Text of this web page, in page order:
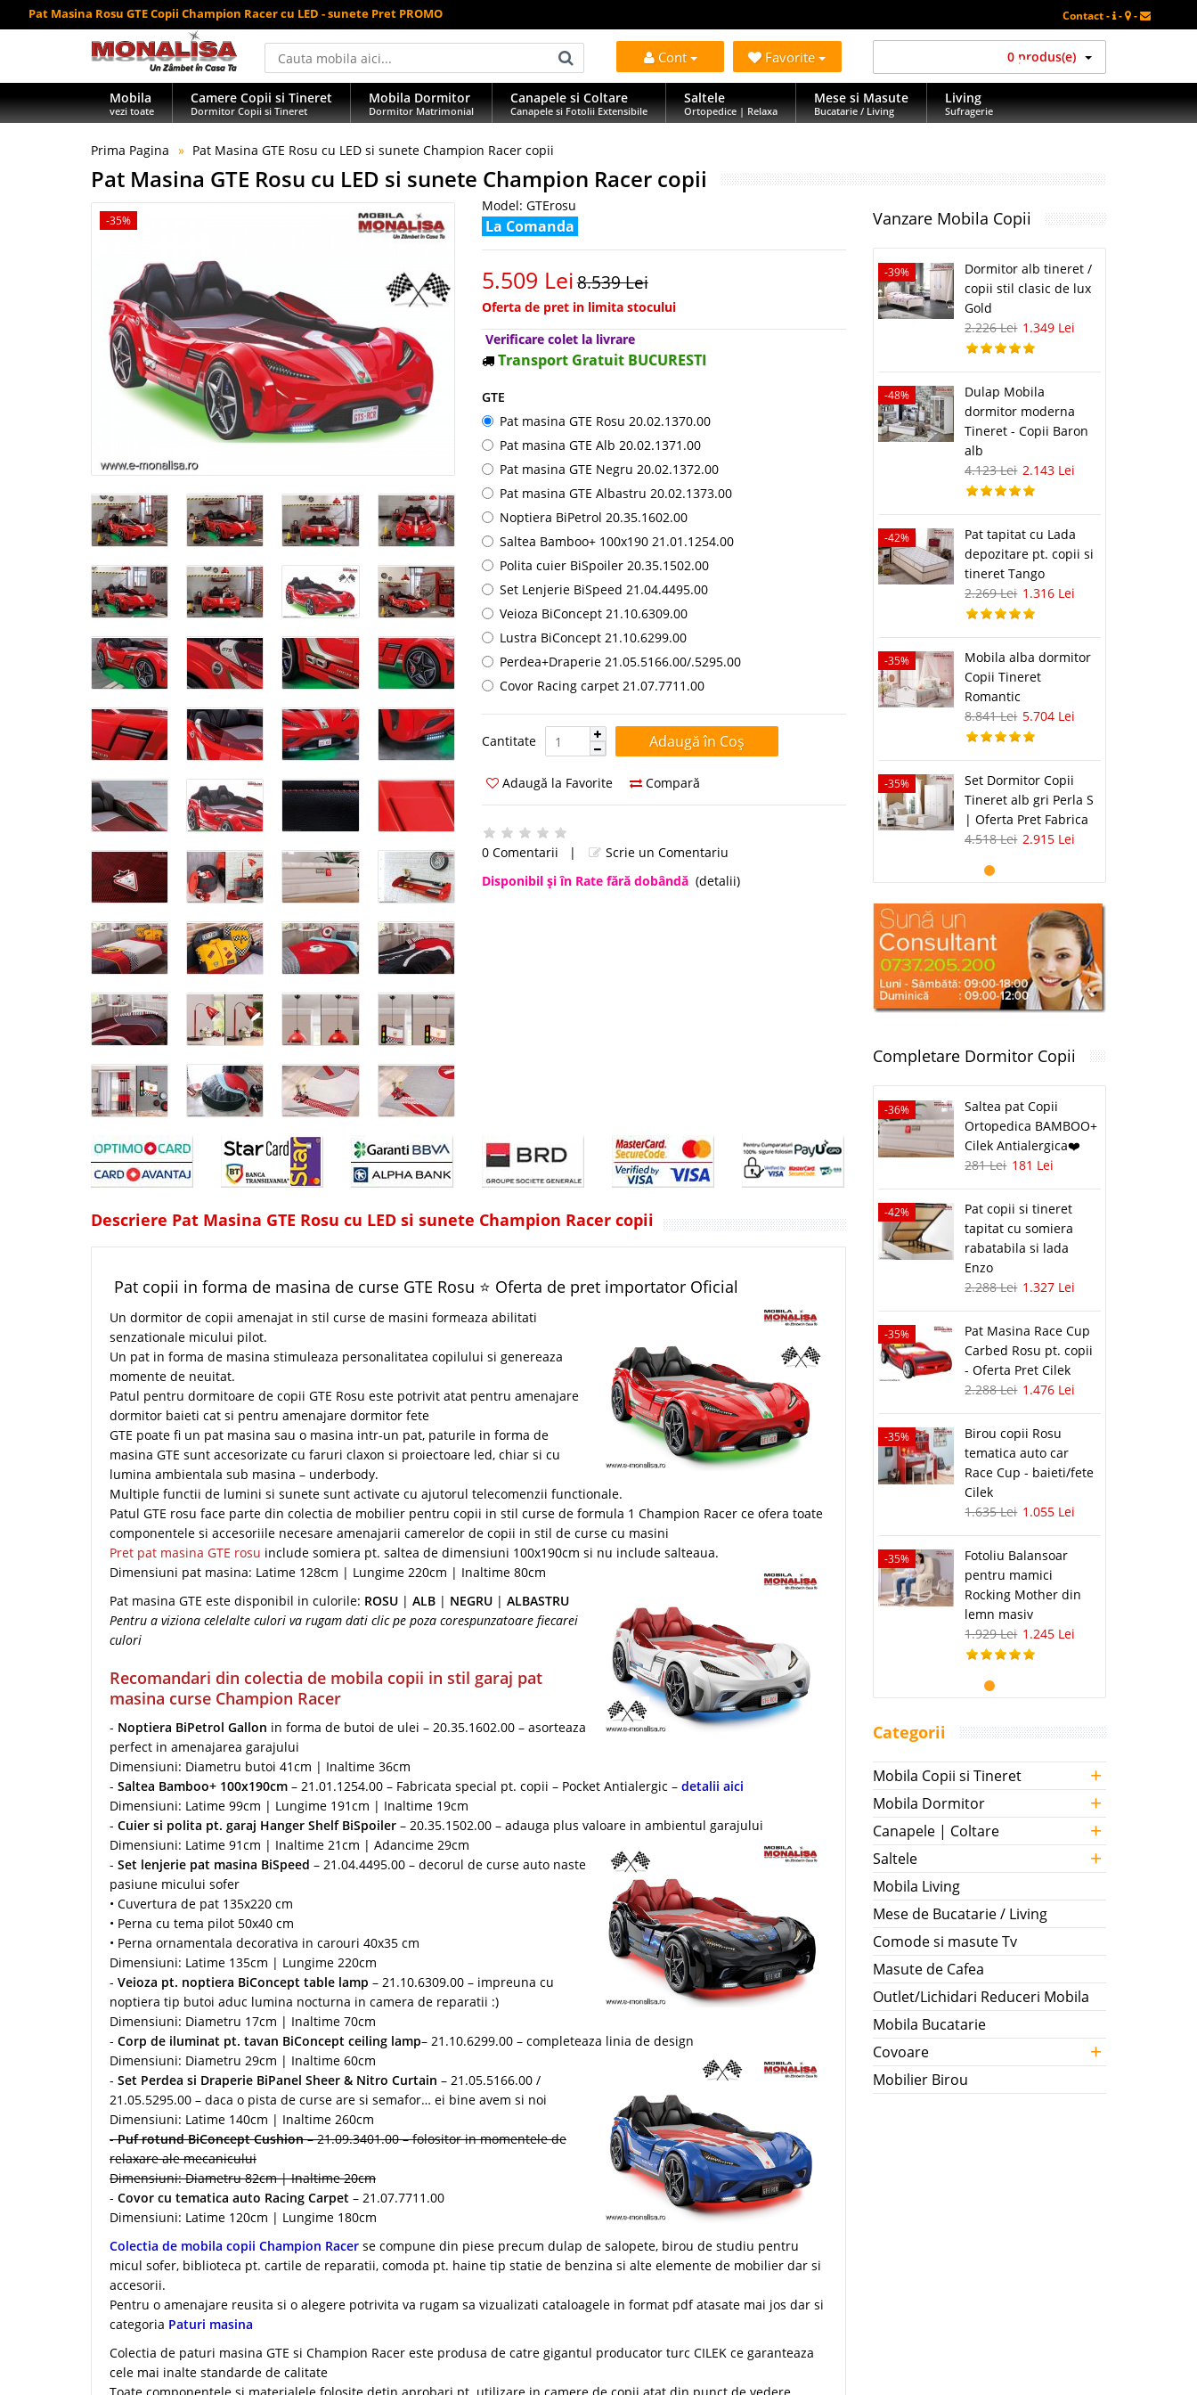
Pat Masina Rosu GTE Copii Champion Racer cu LED - sunete Pret PROMO Contact - - -
Cont Favorite 0 produs(e)
Mobila
vezi toate
Camere Copii si Tineret
Dormitor Copii si Tineret
Mobila Dormitor
Dormitor Matrimonial
Canapele si Coltare
Canapele si Fotolii Extensibile
Saltele
Ortopedice | Relaxa
Mese si Masute
Bucatarie / Living
Living
Sufragerie
Prima Pagina Pat Masina GTE Rosu cu LED si sunete Champion Racer copii
Pat Masina GTE Rosu cu LED si sunete Champion Racer copii
-35%
Model: GTErosu
La Comanda
5.509 Lei8.539 Lei
Oferta de pret in limita stocului
Verificare colet la livrare
Transport Gratuit BUCURESTI
GTE
Pat masina GTE Rosu 20.02.1370.00
Pat masina GTE Alb 20.02.1371.00
Pat masina GTE Negru 20.02.1372.00
Pat masina GTE Albastru 20.02.1373.00
Noptiera BiPetrol 20.35.1602.00
Saltea Bamboo+ 100x190 21.01.1254.00
Polita cuier BiSpoiler 20.35.1502.00
Set Lenjerie BiSpeed 21.04.4495.00
Veioza BiConcept 21.10.6309.00
Lustra BiConcept 21.10.6299.00
Perdea+Draperie 21.05.5166.00/.5295.00
Covor Racing carpet 21.07.7711.00
Cantitate Cantitate:
Adaugă la Favorite Compară
0 Comentarii |
Scrie un Comentariu
Disponibil şi în Rate fără dobândă (detalii)
Descriere Pat Masina GTE Rosu cu LED si sunete Champion Racer copii
Pat copii in forma de masina de curse GTE Rosu ⭐ Oferta de pret importator Oficial
Un dormitor de copii amenajat in stil curse de masini formeaza abilitati
senzationale micului pilot.
Un pat in forma de masina stimuleaza personalitatea copilului si genereaza
momente de neuitat.
Patul pentru dormitoare de copii GTE Rosu este potrivit atat pentru amenajare
dormitor baieti cat si pentru amenajare dormitor fete
GTE poate fi un pat masina sau o masina intr-un pat, paturile in forma de
masina GTE sunt accesorizate cu faruri claxon si proiectoare led, chiar si cu
lumina ambientala sub masina – underbody.
Multiple functii de lumini si sunete sunt activate cu ajutorul telecomenzii functionale.
Patul GTE rosu face parte din colectia de mobilier pentru copii in stil curse de formula 1 Champion Racer ce ofera toate
componentele si accesoriile necesare amenajarii camerelor de copii in stil de curse cu masini
Pret pat masina GTE rosu include somiera pt. saltea de dimensiuni 100x190cm si nu include salteaua.
Dimensiuni pat masina: Latime 128cm | Lungime 220cm | Inaltime 80cm
Pat masina GTE este disponibil in culorile: ROSU | ALB | NEGRU | ALBASTRU
Pentru a viziona celelalte culori va rugam dati clic pe poza corespunzatoare fiecarei
culori
Recomandari din colectia de mobila copii in stil garaj pat
masina curse Champion Racer
- Noptiera BiPetrol Gallon in forma de butoi de ulei – 20.35.1602.00 – asorteaza
perfect in amenajarea garajului
Dimensiuni: Diametru butoi 41cm | Inaltime 36cm
- Saltea Bamboo+ 100x190cm – 21.01.1254.00 – Fabricata special pt. copii – Pocket Antialergic – detalii aici
Dimensiuni: Latime 99cm | Lungime 191cm | Inaltime 19cm
- Cuier si polita pt. garaj Hanger Shelf BiSpoiler – 20.35.1502.00 – adauga plus valoare in ambientul garajului
Dimensiuni: Latime 91cm | Inaltime 21cm | Adancime 29cm
- Set lenjerie pat masina BiSpeed – 21.04.4495.00 – decorul de curse auto naste
pasiune micului sofer
• Cuvertura de pat 135x220 cm
• Perna cu tema pilot 50x40 cm
• Perna ornamentala decorativa in carouri 40x35 cm
Dimensiuni: Latime 135cm | Lungime 220cm
- Veioza pt. noptiera BiConcept table lamp – 21.10.6309.00 – impreuna cu
noptiera tip butoi aduc lumina nocturna in camera de reparatii :)
Dimensiuni: Diametru 17cm | Inaltime 70cm
- Corp de iluminat pt. tavan BiConcept ceiling lamp– 21.10.6299.00 – completeaza linia de design
Dimensiuni: Diametru 29cm | Inaltime 60cm
- Set Perdea si Draperie BiPanel Sheer & Nitro Curtain – 21.05.5166.00 /
21.05.5295.00 – daca o pista de curse are si semafor… ei bine avem si noi
Dimensiuni: Latime 140cm | Inaltime 260cm
-Puf rotund BiConcept Cushion– 21.09.3401.00 – folositor in momentele de
relaxare ale mecanicului
Dimensiuni: Diametru 82cm | Inaltime 20cm
- Covor cu tematica auto Racing Carpet – 21.07.7711.00
Dimensiuni: Latime 120cm | Lungime 180cm
Colectia de mobila copii Champion Racer se compune din piese precum dulap de salopete, birou de studiu pentru
micul sofer, biblioteca pt. cartile de reparatii, comoda pt. haine tip statie de benzina si alte elemente de mobilier dar si
accesorii.
Pentru o amenajare reusita si o alegere potrivita va rugam sa vizualizati cataloagele in format pdf atasate mai jos dar si
categoria Paturi masina
Colectia de paturi masina GTE si Champion Racer este produsa de catre gigantul producator turc CILEK ce garanteaza
cele mai inalte standarde de calitate
Vanzare Mobila Copii
-39%
Dormitor alb tineret /
copii stil clasic de lux
Gold
2.226 Lei 1.349 Lei
-48%
Dulap Mobila
dormitor moderna
Tineret - Copii Baron
alb
4.123 Lei 2.143 Lei
-42%
Pat tapitat cu Lada
depozitare pt. copii si
tineret Tango
2.269 Lei 1.316 Lei
-35%
Mobila alba dormitor
Copii Tineret
Romantic
8.841 Lei 5.704 Lei
-35%
Set Dormitor Copii
Tineret alb gri Perla S
| Oferta Pret Fabrica
4.518 Lei 2.915 Lei
Completare Dormitor Copii
-36%
Saltea pat Copii
Ortopedica BAMBOO+
Cilek Antialergica❤️
281 Lei 181 Lei
-42%
Pat copii si tineret
tapitat cu somiera
rabatabila si lada
Enzo
2.288 Lei 1.327 Lei
-35%
Pat Masina Race Cup
Carbed Rosu pt. copii
- Oferta Pret Cilek
2.288 Lei 1.476 Lei
-35%
Birou copii Rosu
tematica auto car
Race Cup - baieti/fete
Cilek
1.635 Lei 1.055 Lei
-35%
Fotoliu Balansoar
pentru mamici
Rocking Mother din
lemn masiv
1.929 Lei 1.245 Lei
Categorii
Mobila Copii si Tineret +
Mobila Dormitor +
Canapele | Coltare +
Saltele +
Mobila Living
Mese de Bucatarie / Living
Comode si masute Tv
Masute de Cafea
Outlet/Lichidari Reduceri Mobila
Mobila Bucatarie
Covoare
+
Mobilier Birou